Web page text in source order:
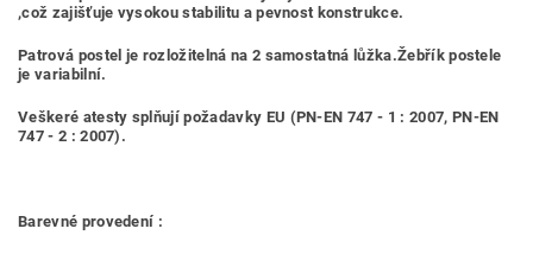
,což zajišťuje vysokou stabilitu a pevnost konstrukce.
Patrová postel je rozložitelná na 2 samostatná lůžka.Žebřík postele
je variabilní.
Veškeré atesty splňují požadavky EU (PN-EN 747 - 1 : 2007, PN-EN
747 - 2 : 2007).
Barevné provedení :